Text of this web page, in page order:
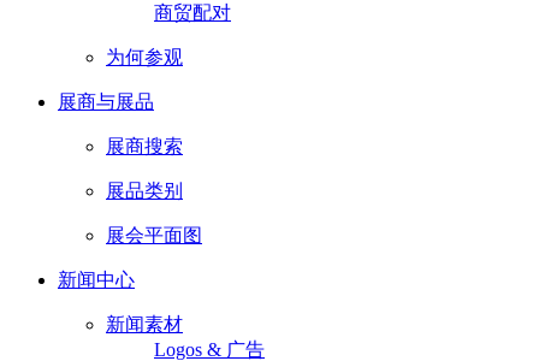
商贸配对
为何参观
展商与展品
展商搜索
展品类别
展会平面图
新闻中心
新闻素材
Logos & 广告